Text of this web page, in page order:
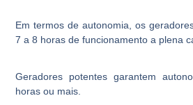
Em termos de autonomia, os
7 a 8 horas de funcionamento a plena
Geradores potentes garantem
horas ou mais.